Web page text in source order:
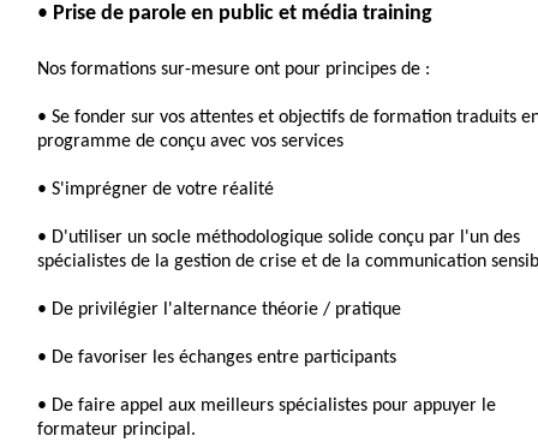
• Prise de parole en public et média training
Nos formations sur-mesure ont pour principes de :
• Se fonder sur vos attentes et objectifs de formation traduits
programme de conçu avec vos services
• S'imprégner de votre réalité
• D'utiliser un socle méthodologique solide conçu par l'un des
spécialistes de la gestion de crise et de la communication
• De privilégier l'alternance théorie / pratique
• De favoriser les échanges entre participants
• De faire appel aux meilleurs spécialistes pour appuyer le
formateur principal.